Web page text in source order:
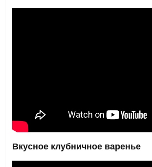
Вкусное клубничное варенье